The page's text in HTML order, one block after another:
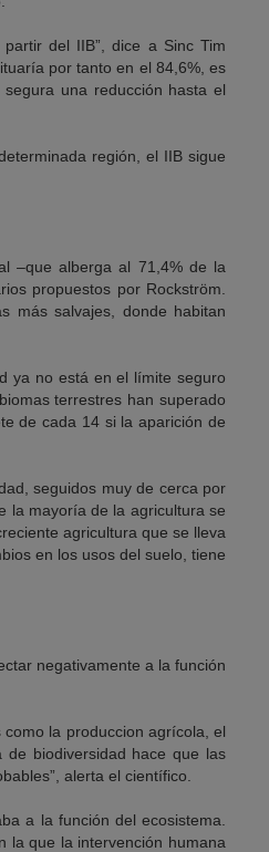
del IIB”, dice a Sinc Tim
por tanto en el 84,6%, es
una reducción hasta el
región, el IIB sigue
–que alberga al 71,4% de la
propuestos por Rockström.
más salvajes, donde habitan
ya no está en el límite seguro
terrestres han superado
de cada 14 si la aparición de
seguidos muy de cerca por
la mayoría de la agricultura se
agricultura que se lleva
en los usos del suelo, tiene
negativamente a la función
la produccion agrícola, el
de biodiversidad hace que las
alerta el científico.
a la función del ecosistema.
la que la intervención humana